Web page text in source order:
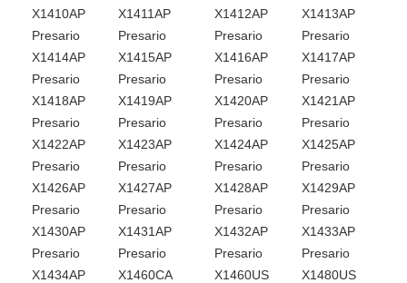
X1410AP
X1411AP
X1412AP
X1413AP
Presario
X1414AP
Presario
X1415AP
Presario
X1416AP
Presario
X1417AP
Presario
X1418AP
Presario
X1419AP
Presario
X1420AP
Presario
X1421AP
Presario
X1422AP
Presario
X1423AP
Presario
X1424AP
Presario
X1425AP
Presario
X1426AP
Presario
X1427AP
Presario
X1428AP
Presario
X1429AP
Presario
X1430AP
Presario
X1431AP
Presario
X1432AP
Presario
X1433AP
Presario
X1434AP
Presario
X1460CA
Presario
X1460US
Presario
X1480US